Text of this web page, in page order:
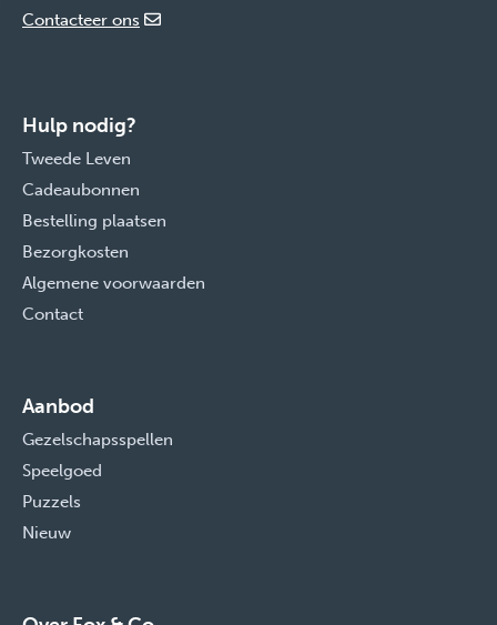
Contacteer ons
Hulp nodig?
Tweede Leven
Cadeaubonnen
Bestelling plaatsen
Bezorgkosten
Algemene voorwaarden
Contact
Aanbod
Gezelschapsspellen
Speelgoed
Puzzels
Nieuw